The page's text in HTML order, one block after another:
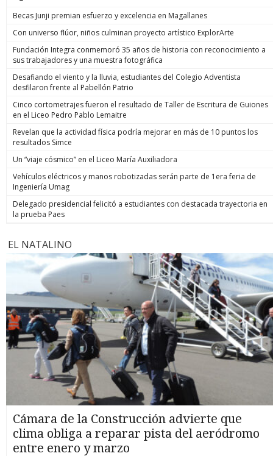
Becas Junji premian esfuerzo y excelencia en Magallanes
Con universo flúor, niños culminan proyecto artístico ExplorArte
Fundación Integra conmemoró 35 años de historia con reconocimiento a
sus trabajadores y una muestra fotográfica
Desafiando el viento y la lluvia, estudiantes del Colegio Adventista
desfilaron frente al Pabellón Patrio
Cinco cortometrajes fueron el resultado de Taller de Escritura de Guiones
en el Liceo Pedro Pablo Lemaitre
Revelan que la actividad física podría mejorar en más de 10 puntos los
resultados Simce
Un “viaje cósmico” en el Liceo María Auxiliadora
Vehículos eléctricos y manos robotizadas serán parte de 1era feria de
Ingeniería Umag
Delegado presidencial felicitó a estudiantes con destacada trayectoria en
la prueba Paes
EL NATALINO
Cámara de la Construcción advierte que
clima obliga a reparar pista del aeródromo
entre enero y marzo